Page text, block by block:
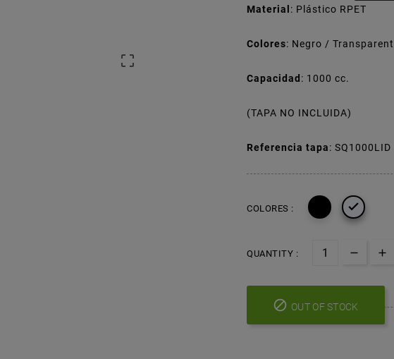

Material : Plástico RPET
Colores: Negro /
Capacidad : 1000 cc.
(TAPA NO INCLUIDA)
Referencia tapa: SQ1000LID
COLORES : 
QUANTITY :
 OUT OF STOCK